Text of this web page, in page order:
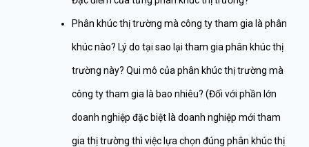
Phân khúc thị trường mà công ty tham gia là phân
khúc nào? Lý do tại sao lại tham gia phân khúc thị
trường này? Qui mô của phân khúc thị trường mà
công ty tham gia là bao nhiêu? (Đối với phần lớn
doanh nghiệp đặc biệt là doanh nghiệp mới tham
gia thị trường thì việc lựa chọn đúng phân khúc thị